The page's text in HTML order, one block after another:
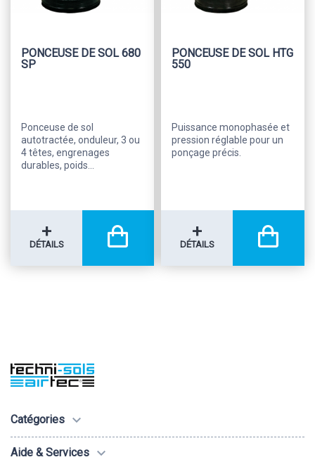
PONCEUSE DE SOL 680
SP
Ponceuse de sol
autotractée, onduleur, 3 ou
4 têtes, engrenages
durables, poids...
+
DÉTAILS
PONCEUSE DE SOL HTG
550
Puissance monophasée et
pression réglable pour un
ponçage précis.
+
DÉTAILS
Catégories 
Aide & Services 